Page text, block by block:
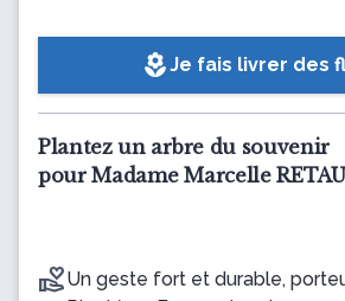
local_floristJe fais livrer des
Plantez un arbre du souvenir
pour Madame Marcelle
Un geste fort et durable,